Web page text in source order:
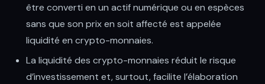
être converti en un actif numérique ou en espèces
sans que son prix en soit affecté est appelée
liquidité en crypto-monnaies.
La liquidité des crypto-monnaies réduit le risque
d’investissement et, surtout, facilite l’élaboration